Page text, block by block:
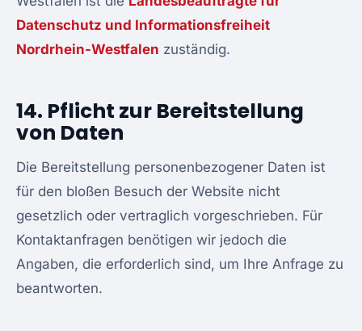
Datenschutz und Informationsfreiheit
Nordrhein-Westfalen zuständig.
14. Pflicht zur Bereitstellung
von Daten
Die Bereitstellung personenbezogener Daten ist
für den bloßen Besuch der Website nicht
gesetzlich oder vertraglich vorgeschrieben. Für
Kontaktanfragen benötigen wir jedoch die
Angaben, die erforderlich sind, um Ihre Anfrage zu
beantworten.